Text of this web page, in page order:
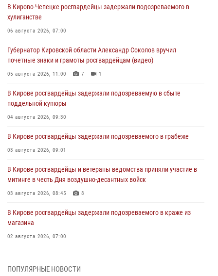
В Кирово-Чепецке росгвардейцы задержали подозреваемого в
хулиганстве
06 августа 2026, 07:00
Губернатор Кировской области Александр Соколов вручил
почетные знаки и грамоты росгвардейцам (видео)
05 августа 2026, 11:00 7 1
В Кирове росгвардейцы задержали подозреваемую в сбыте
поддельной купюры
04 августа 2026, 09:30
В Кирове росгвардейцы задержали подозреваемого в грабеже
03 августа 2026, 09:01
В Кирове росгвардейцы и ветераны ведомства приняли участие в
митинге в честь Дня воздушно-десантных войск
03 августа 2026, 08:45 8
В Кирове росгвардейцы задержали подозреваемого в краже из
магазина
02 августа 2026, 07:00
Российской Федерации
ПОПУЛЯРНЫЕ НОВОСТИ